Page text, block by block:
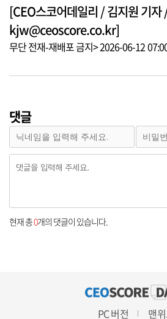
[CEO스코어데일리 / 김지원 기자
kjw@ceoscore.co.kr]
무단 전재-재배포 금지> 2026-06-12
댓글
현재 총0개의 댓글이 있습니다.
PC 버전 맨